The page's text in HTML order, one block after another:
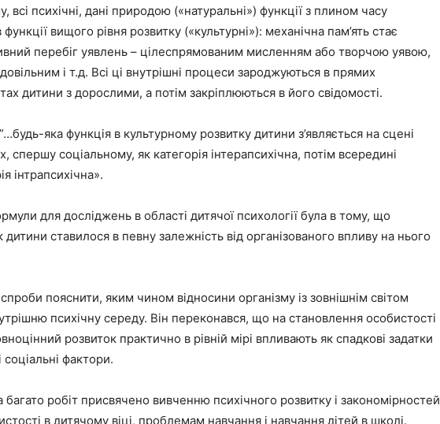
всі психічні, дані природою («натуральні») функції з плином часу
вищого рівня розвитку («культурні»): механічна пам’ять стає
перебіг уявлень – цілеспрямованим мисленням або творчою уявою,
і т.д. Всі ці внутрішні процеси зароджуються в прямих
дитини з дорослими, а потім закріплюються в його свідомості.
яка функція в культурному розвитку дитини з’являється на сцені
спершу соціальному, як категорія інтерапсихічна, потім всередині
інтрапсихічна».
для досліджень в області дитячої психології була в тому, що
ставилося в певну залежність від організованого впливу на нього
пояснити, яким чином відносини організму із зовнішнім світом
психічну середу. Він переконався, що на становлення особистості
розвиток практично в рівній мірі впливають як спадкові задатки
соціальні фактори.
робіт присвячено вивченню психічного розвитку і закономірностей
в дитячому віці, проблемам навчання і навчання дітей в школі.